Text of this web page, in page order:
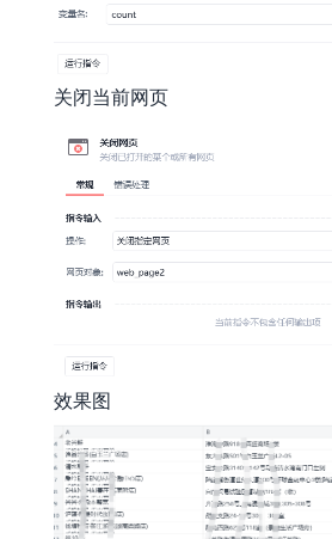
关闭当前网页
效果图